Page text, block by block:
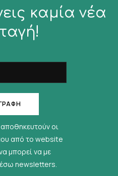
καμία νέα
οι
από το website
μπορεί να με
newsletters.